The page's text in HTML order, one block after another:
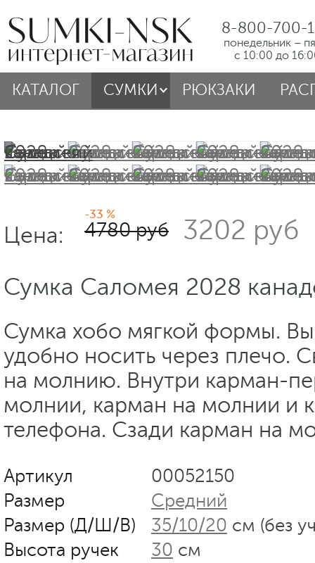
8-800-700-
понедельник –
с 10:00 до
КАТАЛОГ СУМКИ РЮКЗАКИ
Цена:
-33 %
4780 руб 3202 руб
Сумка Саломея 2028
Сумка хобо мягкой формы.
удобно носить через плечо.
на молнию. Внутри карман-
молнии, карман на молнии и
телефона. Сзади карман на
Артикул
00052150
Размер
Средний
Размер (Д/Ш/В)
35/10/20 см (без
Высота ручек
30 см